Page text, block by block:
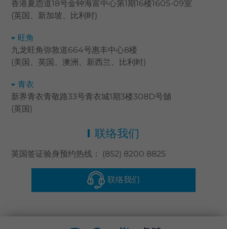
香港夏悫道18号金钟海富中心第1期16楼1605-09室
(英国、新加坡、比利时)
旺角
九龙旺角弥敦道664号惠丰中心8楼
(美国、英国、澳洲、新西兰、比利时)
青衣
新界青衣青敬路33号青衣城1期3楼308D号舖
(英国)
联络我们
英国签证验身预约热线： (852) 8200 8825
联络我们